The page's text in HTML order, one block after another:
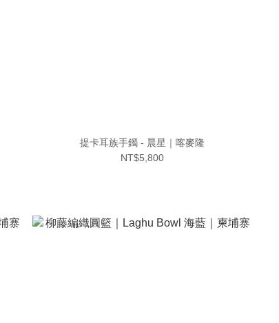
提卡耳族手鐲 - 晨星｜喀麥隆
NT$5,800